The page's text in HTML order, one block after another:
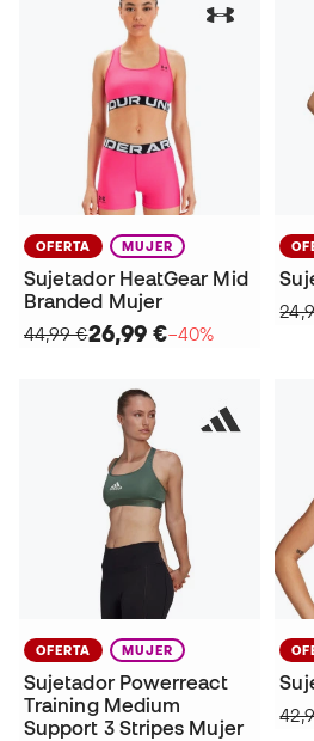
OFERTA MUJER
Sujetador HeatGear Mid
Branded Mujer
44,99 €26,99 €−40%
OFERTA MUJER
Sujetador Powerreact
Training Medium
Support 3 Stripes Mujer